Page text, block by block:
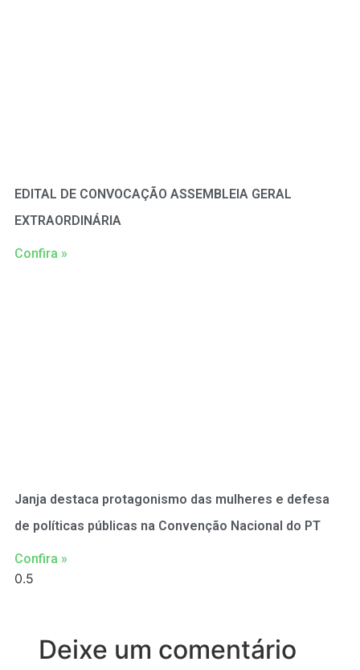
EDITAL DE CONVOCAÇÃO ASSEMBLEIA GERAL
EXTRAORDINÁRIA
Confira »
Janja destaca protagonismo das mulheres e defesa
de políticas públicas na Convenção Nacional do PT
Confira »
Deixe um comentário